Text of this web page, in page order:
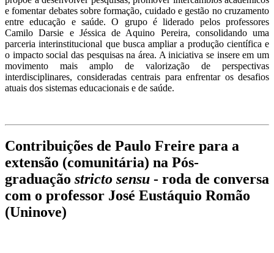
e fomentar debates sobre formação, cuidado e gestão no cruzamento
entre educação e saúde. O grupo é liderado pelos professores
Camilo Darsie e Jéssica de Aquino Pereira, consolidando uma
parceria interinstitucional que busca ampliar a produção científica e
o impacto social das pesquisas na área. A iniciativa se insere em um
movimento mais amplo de valorização de perspectivas
interdisciplinares, consideradas centrais para enfrentar os desafios
atuais dos sistemas educacionais e de saúde.
Contribuições de Paulo Freire para a
extensão (comunitária) na Pós-
graduação stricto sensu - roda de conversa
com o professor José Eustáquio Romão
(Uninove)